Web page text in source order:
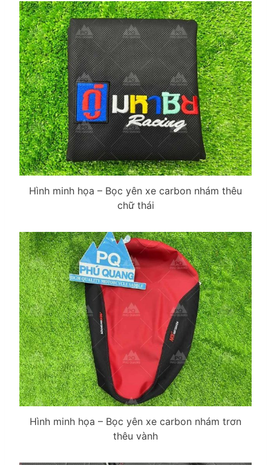
Hình minh họa – Bọc yên xe carbon nhám thêu
chữ thái
Hình minh họa – Bọc yên xe carbon nhám trơn
thêu vành